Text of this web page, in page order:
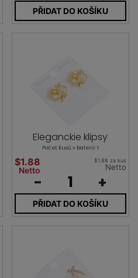
PŘIDAT DO KOŠÍKU
Eleganckie klipsy
Počet kusů v balení: 1
$1.88
Netto
$1.88 za kus
Netto
- +
PŘIDAT DO KOŠÍKU